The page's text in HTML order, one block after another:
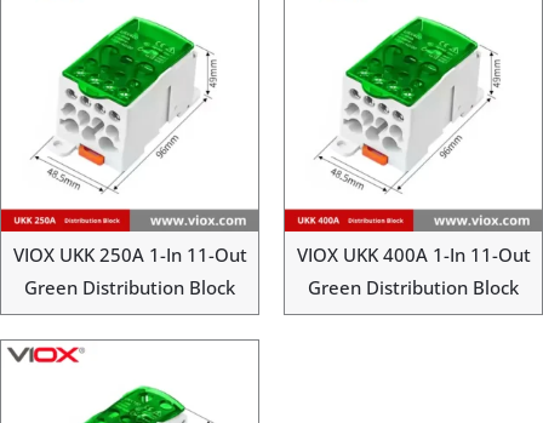
VIOX UKK 250A 1-In 11-Out
Green Distribution Block
VIOX UKK 400A 1-In 11-Out
Green Distribution Block